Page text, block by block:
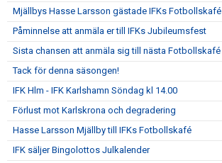
Mjällbys Hasse Larsson gästade IFKs Fotbollskafé
Påminnelse att anmäla er till IFKs Jubileumsfest
Sista chansen att anmäla sig till nästa Fotbollskafé
Tack för denna säsongen!
IFK Hlm - IFK Karlshamn Söndag kl 14.00
Förlust mot Karlskrona och degradering
Hasse Larsson Mjällby till IFKs Fotbollskafé
IFK säljer Bingolottos Julkalender